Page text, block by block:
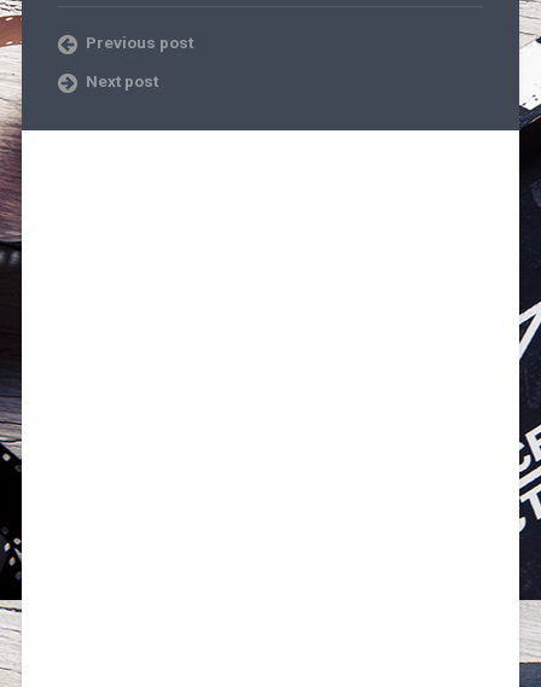
Previous post
Next post